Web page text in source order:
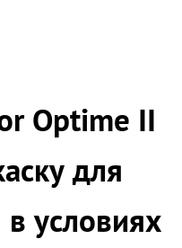
Optime II
для
условиях